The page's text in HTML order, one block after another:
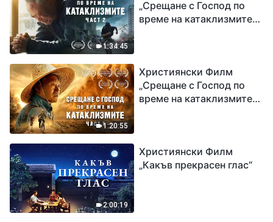
1:34:45
„Срещане с Господ по
време на катаклизмите“
1:20:55
Християнски Филм
„Срещане с Господ по
време на катаклизмите“
2:00:19
Християнски Филм
„Какъв прекрасен глас“